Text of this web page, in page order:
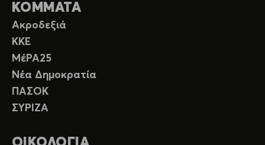
ΚΟΜΜΑΤΑ
Ακροδεξιά
ΚΚΕ
ΜέΡΑ25
Νέα Δημοκρατία
ΠΑΣΟΚ
ΣΥΡΙΖΑ